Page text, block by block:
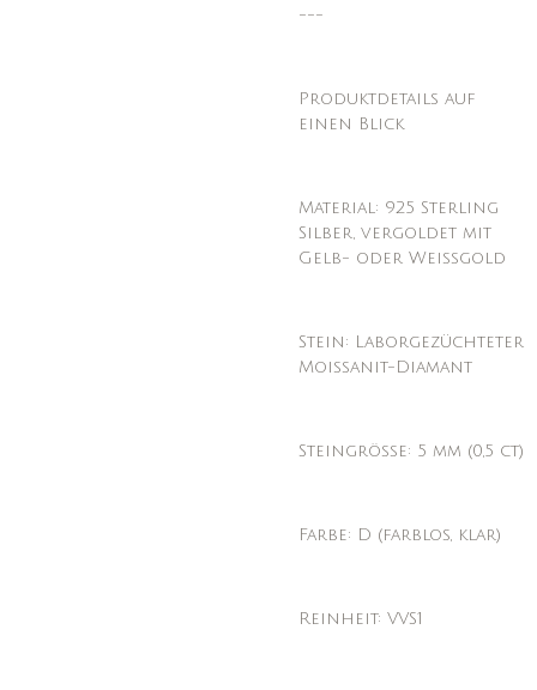
---
Produktdetails auf
einen Blick
Material: 925 Sterling
Silber, vergoldet mit
Gelb- oder Weißgold
Stein: Laborgezüchteter
Moissanit-Diamant
Steingröße: 5 mm (0,5 ct)
Farbe: D (farblos, klar)
Reinheit: VVS1